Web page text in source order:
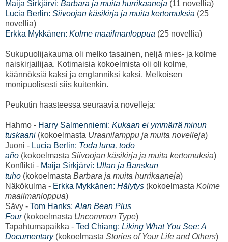
Maija Sirkjärvi: Barbara ja muita hurrikaaneja (11 novellia)
Lucia Berlin: Siivoojan käsikirja ja muita kertomuksia (25
novellia)
Erkka Mykkänen: Kolme maailmanloppua (25 novellia)
Sukupuolijakauma oli melko tasainen, neljä mies- ja kolme
naiskirjailijaa. Kotimaisia kokoelmista oli oli kolme,
käännöksiä kaksi ja englanniksi kaksi. Melkoisen
monipuolisesti siis kuitenkin.
Peukutin haasteessa seuraavia novelleja:
Hahmo - Harry Salmenniemi: Kukaan ei ymmärrä minun
tuskaani (kokoelmasta Uraanilamppu ja muita novelleja)
Juoni - Lucia Berlin: Toda luna, todo
año (kokoelmasta Siivoojan käsikirja ja muita kertomuksia)
Konflikti - Maija Sirkjärvi: Ullan ja Banskun
tuho (kokoelmasta Barbara ja muita hurrikaaneja)
Näkökulma - Erkka Mykkänen: Hälytys (kokoelmasta Kolme
maailmanloppua)
Sävy - Tom Hanks:Alan Bean Plus
Four (kokoelmasta Uncommon Type)
Tapahtumapaikka - Ted Chiang: Liking What You See: A
Documentary (kokoelmasta Stories of Your Life and Others)